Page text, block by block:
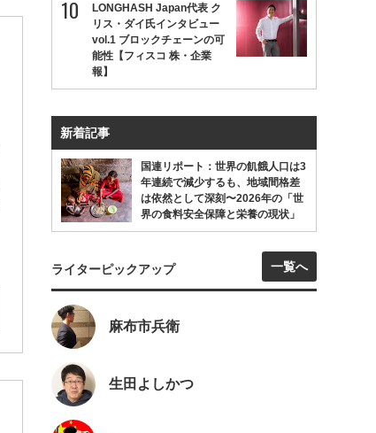
LONGHASH Japan代表 ク
リス・ダイ氏インタビュー
vol.1 ブロックチェーンの可
能性【フィスコ 株・企業
報】
新着記事
国連リポート：世界の飢餓人口は3
年連続で減少するも、地域間格差
は依然として深刻〜2026年の「世
界の食料安全保障と栄養の現状」
ライターピックアップ 一覧へ
麻布市兵衛
生田よしかつ